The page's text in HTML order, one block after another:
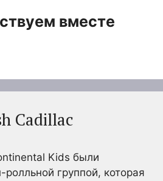
вместе
Cadillac
Kids были
группой, которая